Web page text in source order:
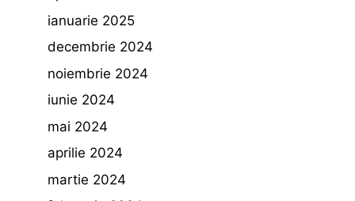
ianuarie 2025
decembrie 2024
noiembrie 2024
iunie 2024
mai 2024
aprilie 2024
martie 2024